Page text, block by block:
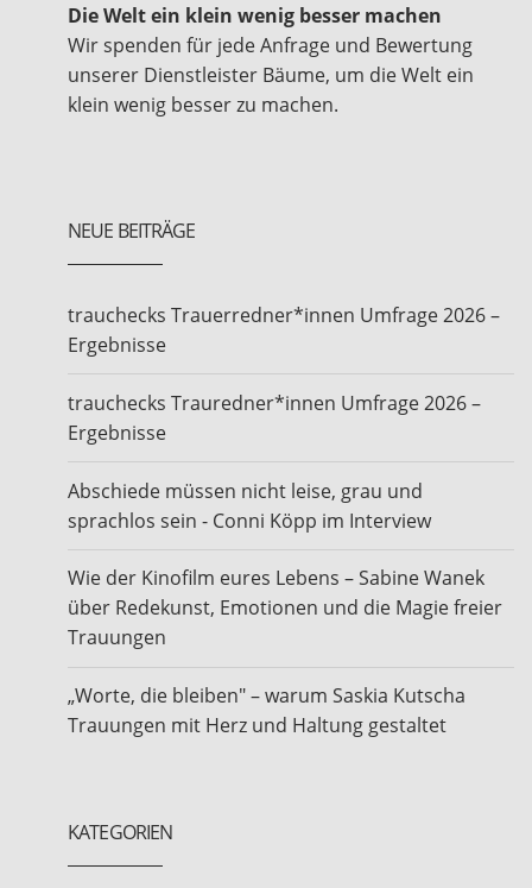
Die Welt ein klein wenig besser machen
Wir spenden für jede Anfrage und Bewertung
unserer Dienstleister Bäume, um die Welt ein
klein wenig besser zu machen.
NEUE BEITRÄGE
trauchecks Trauerredner*innen Umfrage 2026 –
Ergebnisse
trauchecks Trauredner*innen Umfrage 2026 –
Ergebnisse
Abschiede müssen nicht leise, grau und
sprachlos sein - Conni Köpp im Interview
Wie der Kinofilm eures Lebens – Sabine Wanek
über Redekunst, Emotionen und die Magie freier
Trauungen
„Worte, die bleiben" – warum Saskia Kutscha
Trauungen mit Herz und Haltung gestaltet
KATEGORIEN